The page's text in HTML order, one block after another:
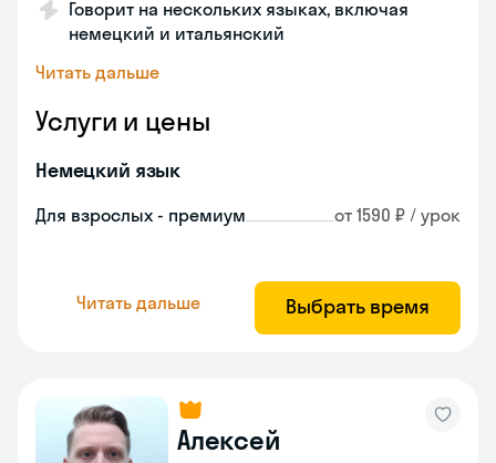
Говорит на нескольких языках, включая
немецкий и итальянский
Читать дальше
Услуги и цены
Немецкий язык
Для взрослых - премиум от 1590 ₽ / урок
Читать дальше Выбрать время
Алексей